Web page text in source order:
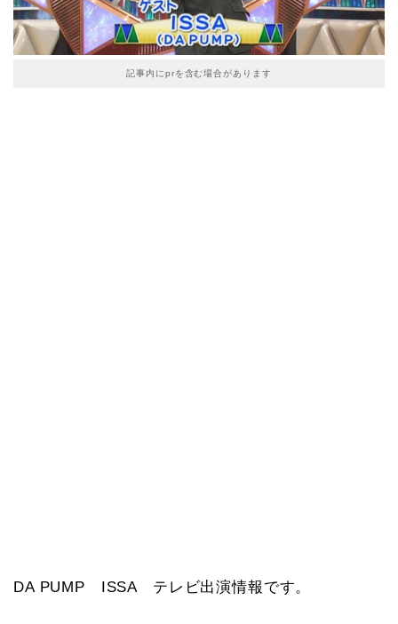
記事内にprを含む場合があります
DA PUMP ISSA テレビ出演情報です。